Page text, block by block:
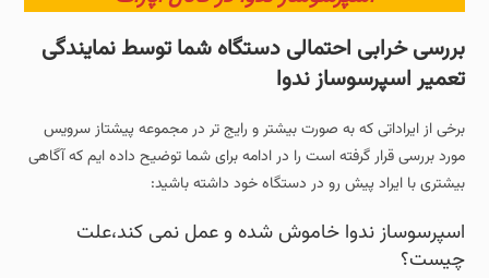
بررسی خرابی احتمالی دستگاه شما توسط نمایندگی
تعمیر اسپرسوساز ندوا
برخی از ایراداتی که به صورت بیشتر و رایج تر در مجموعه پیشتاز سرویس
مورد بررسی قرار گرفته است را در ادامه برای شما توضیح داده ایم که آگاهی
بیشتری با ایراد پیش رو در دستگاه خود داشته باشید:
اسپرسوساز ندوا خاموش شده و عمل نمی کند،علت
چیست؟